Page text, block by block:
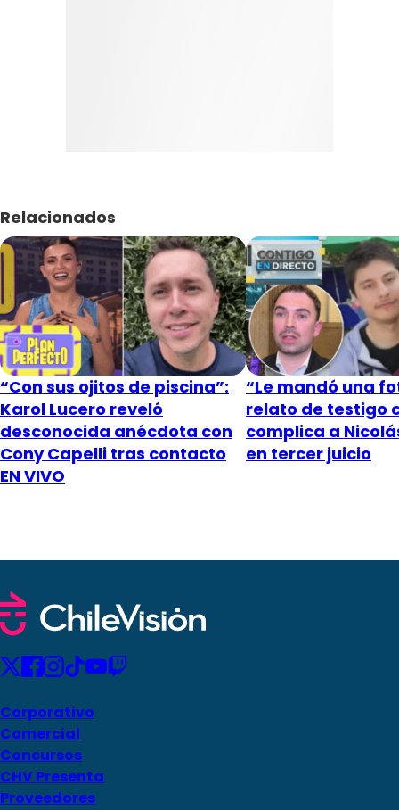
Relacionados
“Con sus ojitos de piscina”:
Karol Lucero reveló
desconocida anécdota con
Cony Capelli tras contacto
EN VIVO
“Le mandó una
relato de testigo
complica a
en tercer juicio
Corporativo
Comercial
Concursos
CHV Presenta
Proveedores